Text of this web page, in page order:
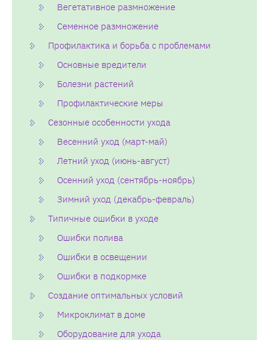
Вегетативное размножение
Семенное размножение
Профилактика и борьба с проблемами
Основные вредители
Болезни растений
Профилактические меры
Сезонные особенности ухода
Весенний уход (март-май)
Летний уход (июнь-август)
Осенний уход (сентябрь-ноябрь)
Зимний уход (декабрь-февраль)
Типичные ошибки в уходе
Ошибки полива
Ошибки в освещении
Ошибки в подкормке
Создание оптимальных условий
Микроклимат в доме
Оборудование для ухода